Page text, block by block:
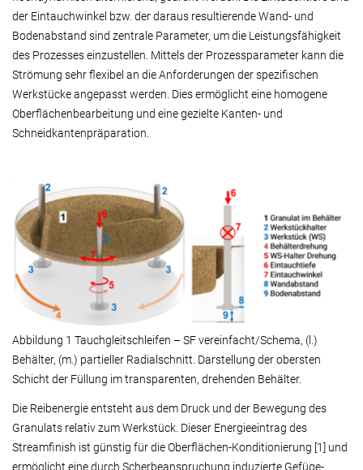
der Eintauchwinkel bzw. der daraus resultierende Wand- und
Bodenabstand sind zentrale Parameter, um die Leistungsfähigkeit
des Prozesses einzustellen. Mittels der Prozessparameter kann die
Strömung sehr flexibel an die Anforderungen der spezifischen
Werkstücke angepasst werden. Dies ermöglicht eine homogene
Oberflächenbearbeitung und eine gezielte Kanten- und
Schneidkantenpräparation.
Abbildung 1 Tauchgleitschleifen – SF vereinfacht/Schema, (l.)
Behälter, (m.) partieller Radialschnitt. Darstellung der obersten
Schicht der Füllung im transparenten, drehenden Behälter.
Die Reibenergie entsteht aus dem Druck und der Bewegung des
Granulats relativ zum Werkstück. Dieser Energieeintrag des
Streamfinish ist günstig für die Oberflächen-Konditionierung [1] und
ermöglicht eine durch Scherbeanspruchung induzierte Gefüge-